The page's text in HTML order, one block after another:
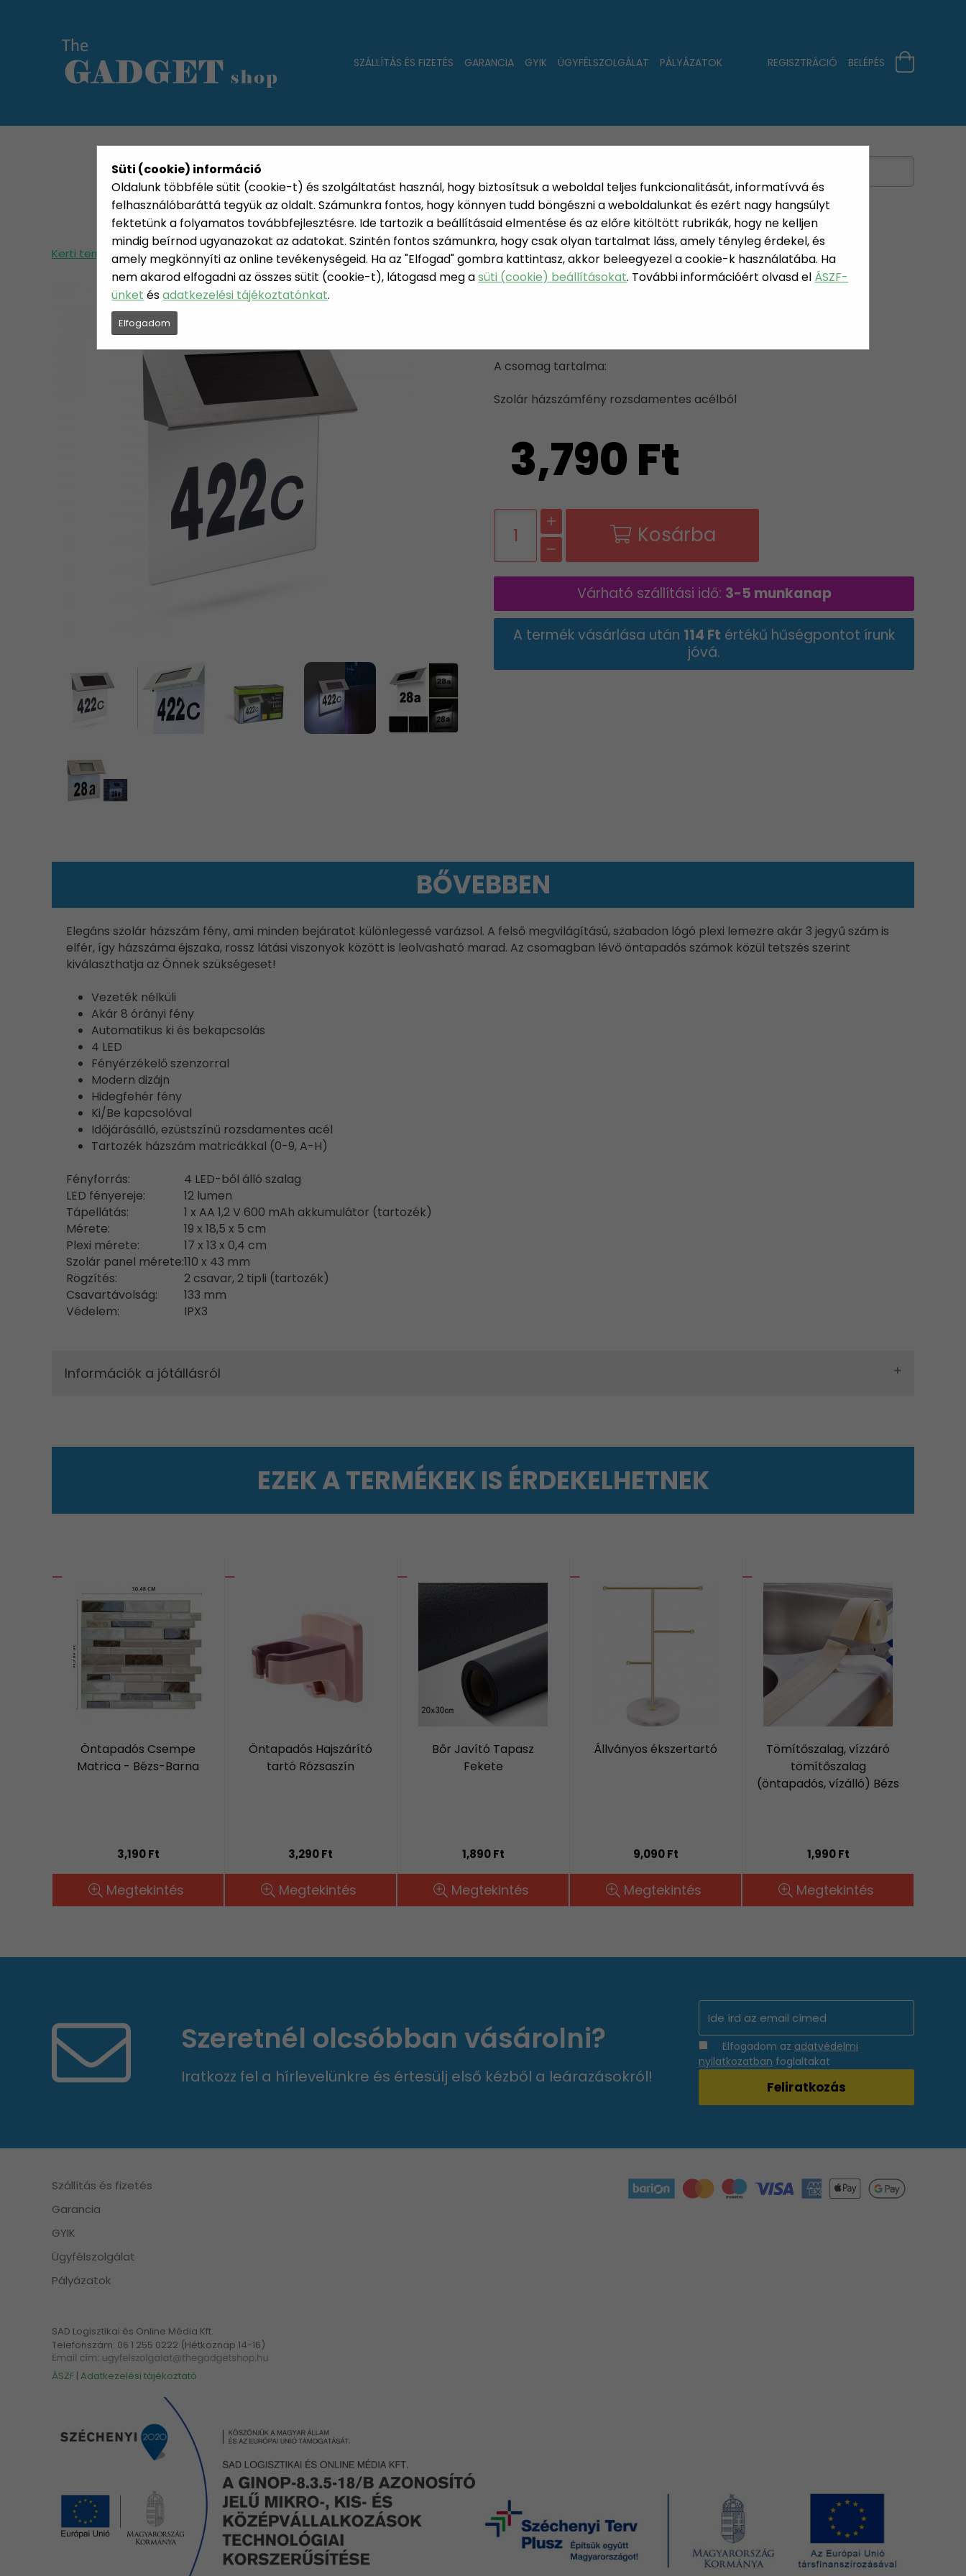
Süti (cookie) információ
Oldalunk többféle sütit (cookie-t) és szolgáltatást használ, hogy biztosítsuk a weboldal teljes funkcionalitását, informatívvá és
felhasználóbaráttá tegyük az oldalt. Számunkra fontos, hogy könnyen tudd böngészni a weboldalunkat és ezért nagy hangsúlyt
fektetünk a folyamatos továbbfejlesztésre. Ide tartozik a beállításaid elmentése és az előre kitöltött rubrikák, hogy ne kelljen
mindig beírnod ugyanazokat az adatokat. Szintén fontos számunkra, hogy csak olyan tartalmat láss, amely tényleg érdekel, és
amely megkönnyíti az online tevékenységeid. Ha az "Elfogad" gombra kattintasz, akkor beleegyezel a cookie-k használatába. Ha
nem akarod elfogadni az összes sütit (cookie-t), látogasd meg asüti (cookie) beállításokat. További információért olvasd el ÁSZF-
ünket ésadatkezelési tájékoztatónkat.
Elfogadom
SZÁLLÍTÁS ÉS FIZETÉS GARANCIA GYIK ÜGYFÉLSZOLGÁLAT PÁLYÁZATOK REGISZTRÁCIÓ BELÉPÉS
KATEGÓRIÁK HETI AJÁNLAT
PÁRSZÁZAS
Kerti termékek Dekoráció, szolár Szolár házszámfény rozsdamentes acélból
SZOLÁR HÁZSZÁMFÉNY
A csomag tartalma:
Szolár házszámfény rozsdamentes acélból
3,790 Ft
Kosárba
Várható szállítási idő: 3-5 munkanap
A termék vásárlása után 114 Ft értékű hűségpontot írunk
jóvá.
BŐVEBBEN
Elegáns szolár házszám fény, ami minden bejáratot különlegessé varázsol. A felső megvilágítású, szabadon lógó plexi lemezre akár 3 jegyű szám is
elfér, így házszáma éjszaka, rossz látási viszonyok között is leolvasható marad. Az csomagban lévő öntapadós számok közül tetszés szerint
kiválaszthatja az Önnek szükségeset!
Vezeték nélküli
Akár 8 órányi fény
Automatikus ki és bekapcsolás
4 LED
Fényérzékelő szenzorral
Modern dizájn
Hidegfehér fény
Ki/Be kapcsolóval
Időjárásálló, ezüstszínű rozsdamentes acél
Tartozék házszám matricákkal (0-9, A-H)
Fényforrás:
4 LED-ből álló szalag
LED fényereje:
12 lumen
Tápellátás:
1 x AA 1,2 V 600 mAh akkumulátor (tartozék)
Mérete:
19 x 18,5 x 5 cm
Plexi mérete:
17 x 13 x 0,4 cm
Szolár panel mérete:110 x 43 mm
Rögzítés:
2 csavar, 2 tipli (tartozék)
Csavartávolság:
133 mm
Védelem:
IPX3
Információk a jótállásról
EZEK A TERMÉKEK IS ÉRDEKELHETNEK
Öntapadós Csempe
Matrica - Bézs-Barna
3,190 Ft
Megtekintés
Öntapadós Hajszárító
tartó Rózsaszín
3,290 Ft
Megtekintés
Bőr Javító Tapasz
Fekete
1,890 Ft
Megtekintés
Állványos ékszertartó
9,090 Ft
Megtekintés
Tömítőszalag, vízzáró
tömítőszalag
(öntapadós, vízálló) Bézs
1,990 Ft
Megtekintés
Szeretnél olcsóbban vásárolni?
Iratkozz fel a hírlevelünkre és értesülj első kézből a leárazásokról!
Elfogadom az adatvédelmi
nyilatkozatban foglaltakat
Szállítás és fizetés
Garancia
GYIK
Ügyfélszolgálat
Pályázatok
SAD Logisztikai és Online Média Kft.
Telefonszám: 06 1 255 0222 (Hétköznap 14-16)
ÁSZF | Adatkezelési tájékoztató